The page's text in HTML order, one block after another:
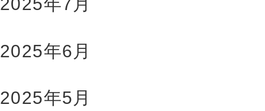
2025年7月
2025年6月
2025年5月